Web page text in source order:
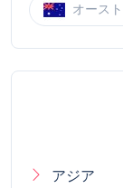
オース
アジア